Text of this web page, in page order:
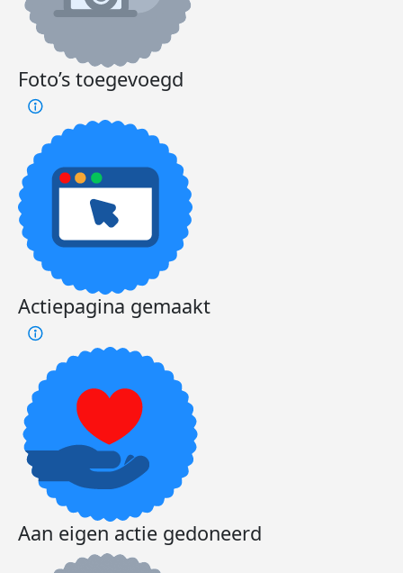
Foto’s toegevoegd
Actiepagina gemaakt
Aan eigen actie gedoneerd